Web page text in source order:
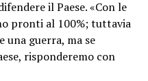
il Paese. «Con le
pronti al 100%; tuttavia
una guerra, ma se
risponderemo con